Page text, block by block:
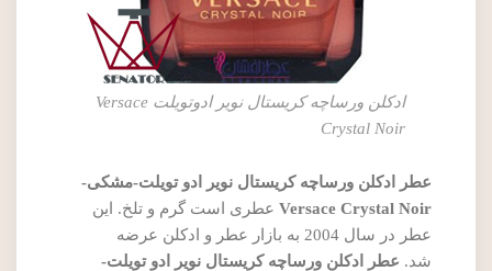
ادکلن ورساچه کریستال نویر ادوتویلت Versace
Crystal Noir
عطر ادکلن ورساچه کریستال نویر ادو تویلت-مشکی-
Versace Crystal Noir عطری است گرم و تلخ. این
عطر در سال 2004 به بازار عطر و ادکلن عرضه
شد. عطر ادکلن ورساچه کریستال نویر ادو تویلت-